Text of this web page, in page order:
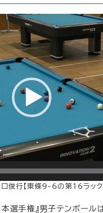
俊行【東條9-6の第16ラック
選手権』男子テンボール